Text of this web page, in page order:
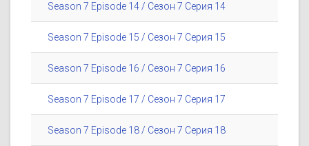
Season 7 Episode 14 / Сезон 7 Серия 14
Season 7 Episode 15 / Сезон 7 Серия 15
Season 7 Episode 16 / Сезон 7 Серия 16
Season 7 Episode 17 / Сезон 7 Серия 17
Season 7 Episode 18 / Сезон 7 Серия 18